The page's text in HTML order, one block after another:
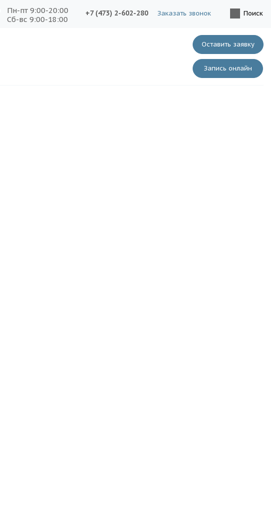
Поиск
Пн-пт 9:00-20:00
Сб-вс 9:00-18:00
+7 (473) 2-602-280 Заказать звонок
Оставить заявку
Запись онлайн